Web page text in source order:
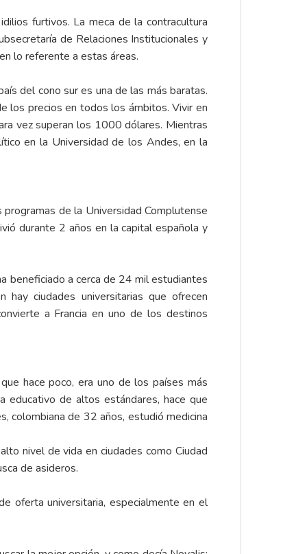
furtivos. La meca de la contracultura
de Relaciones Institucionales y
lo referente a estas áreas.
del cono sur es una de las más baratas.
los precios en todos los ámbitos. Vivir en
vez superan los 1000 dólares. Mientras
en la Universidad de los Andes, en la
de la Universidad Complutense
durante 2 años en la capital española y
beneficiado a cerca de 24 mil estudiantes
ciudades universitarias que ofrecen
a Francia en uno de los destinos
hace poco, era uno de los países más
de altos estándares, hace que
colombiana de 32 años, estudió medicina
nivel de vida en ciudades como Ciudad
de asideros.
oferta universitaria, especialmente en el